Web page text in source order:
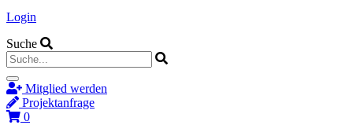
Login
Suche
Mitglied werden
Projektanfrage
0